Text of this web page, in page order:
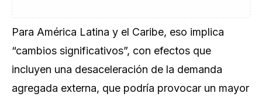
Para América Latina y el Caribe, eso implica
“cambios significativos”, con efectos que
incluyen una desaceleración de la demanda
agregada externa, que podría provocar un mayor